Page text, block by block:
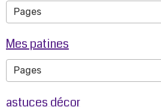
Mes patines
astuces décor